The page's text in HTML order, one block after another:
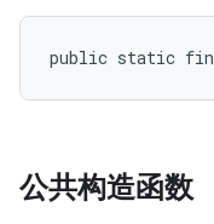
public static final
公共构造函数